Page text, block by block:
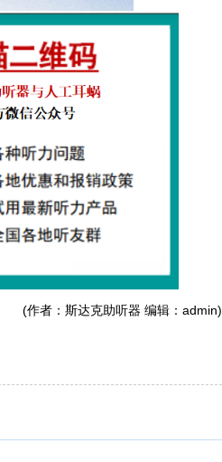
(作者：斯达克助听器 编辑：admin)